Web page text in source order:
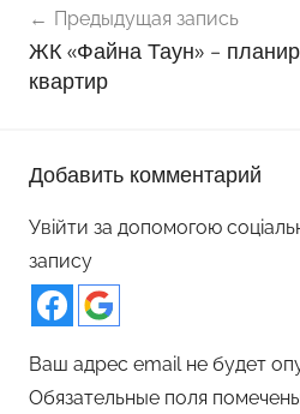
по
записям
Предыдущая запись
ЖК «Файна Таун» –
квартир
Добавить комментарий
Увійти за допомогою
запису
Ваш адрес email не будет
Обязательные поля